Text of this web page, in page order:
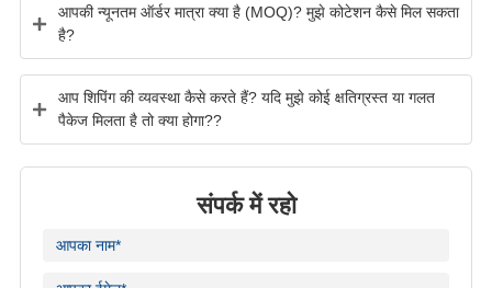
आपकी न्यूनतम ऑर्डर मात्रा क्या है (MOQ)? मुझे कोटेशन कैसे मिल सकता
है?
आप शिपिंग की व्यवस्था कैसे करते हैं? यदि मुझे कोई क्षतिग्रस्त या गलत
पैकेज मिलता है तो क्या होगा??
संपर्क में रहो